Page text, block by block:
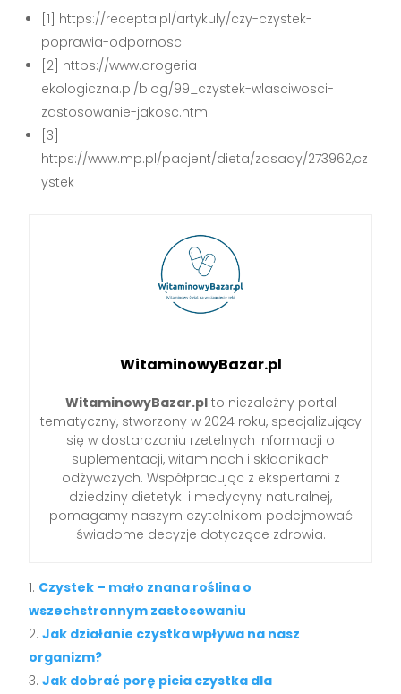
[1] https://recepta.pl/artykuly/czy-czystek-
poprawia-odpornosc
[2] https://www.drogeria-
ekologiczna.pl/blog/99_czystek-wlasciwosci-
zastosowanie-jakosc.html
[3]
https://www.mp.pl/pacjent/dieta/zasady/273962,cz
ystek
WitaminowyBazar.pl
WitaminowyBazar.plto niezależny portal
tematyczny, stworzony w 2024 roku, specjalizujący
się w dostarczaniu rzetelnych informacji o
suplementacji, witaminach i składnikach
odżywczych. Współpracując z ekspertami z
dziedziny dietetyki i medycyny naturalnej,
pomagamy naszym czytelnikom podejmować
świadome decyzje dotyczące zdrowia.
Czystek – mało znana roślina o
wszechstronnym zastosowaniu
Jak działanie czystka wpływa na nasz
organizm?
Jak dobrać porę picia czystka dla